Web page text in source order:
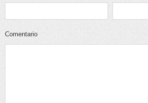
Comentario